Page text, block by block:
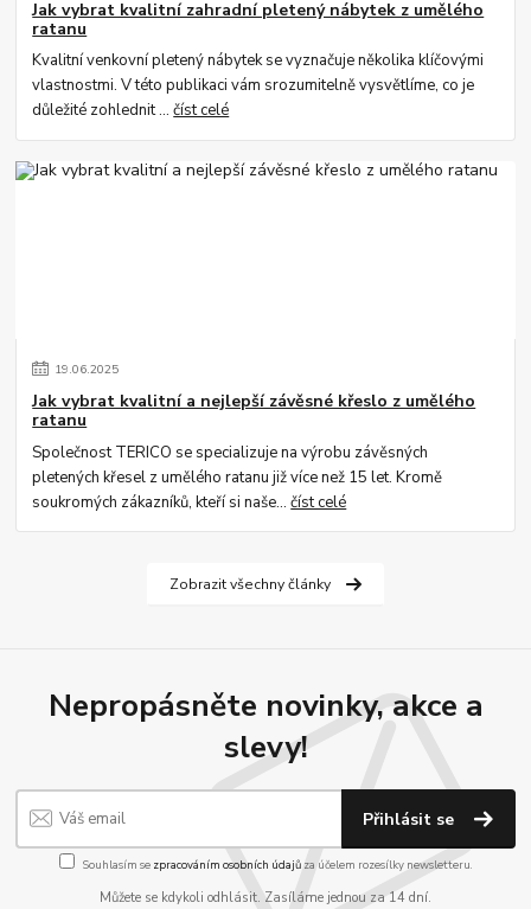
Jak vybrat kvalitní zahradní pletený nábytek z umělého
ratanu
Kvalitní venkovní pletený nábytek se vyznačuje několika klíčovými
vlastnostmi. V této publikaci vám srozumitelně vysvětlíme, co je
důležité zohlednit ...číst celé
19.06.2025
Jak vybrat kvalitní a nejlepší závěsné křeslo z umělého
ratanu
Společnost TERICO se specializuje na výrobu závěsných
pletených křesel z umělého ratanu již více než 15 let. Kromě
soukromých zákazníků, kteří si naše...číst celé
Zobrazit všechny články
Nepropásněte novinky, akce a
slevy!
Přihlásit se
Souhlasím se zpracováním osobních údajůza účelem rozesílky newsletteru.
Můžete se kdykoli odhlásit. Zasíláme jednou za 14 dní.